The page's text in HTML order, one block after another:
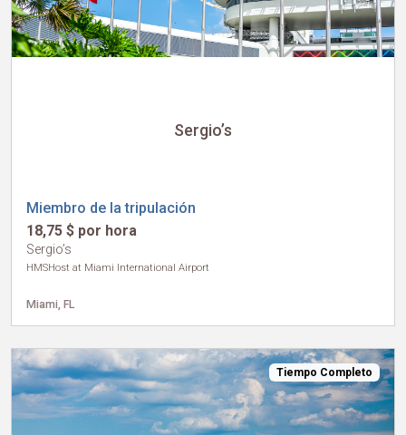
Sergio’s
Miembro de la tripulación
18,75 $ por hora
Sergio’s
HMSHost at Miami International Airport
Miami, FL
Tiempo Completo